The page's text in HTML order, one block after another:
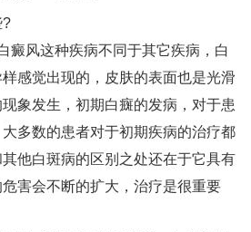
风这种疾病不同于其它疾病，白
感觉出现的，皮肤的表面也是光滑
象发生，初期白癍的发病，对于患
多数的患者对于初期疾病的治疗都
他白斑病的区别之处还在于它具有
害会不断的扩大，治疗是很重要